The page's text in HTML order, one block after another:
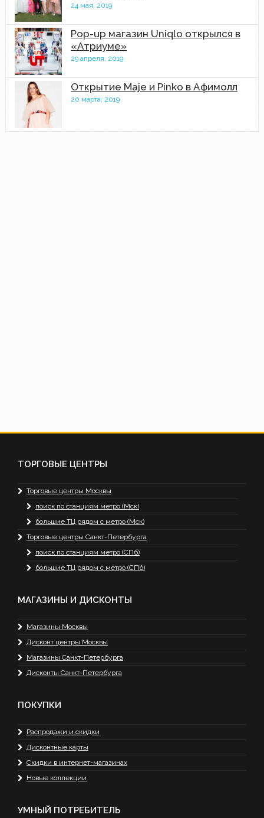
24 мая, 2019
Pop-up магазин Uniqlo открылся в
«Атриуме»
29 апреля, 2019
Открытие Maje и Pinko в Афимолл
20 марта, 2019
ТОРГОВЫЕ ЦЕНТРЫ
Торговые центры Москвы
поиск по станциям метро (Мск)
большие ТЦ рядом с метро (Мск)
Торговые центры Санкт-Петербурга
поиск по станциям метро (СПб)
большие ТЦ рядом с метро (СПб)
МАГАЗИНЫ И ДИСКОНТЫ
Магазины Москвы
Дисконт центры Москвы
Магазины Санкт-Петербурга
Дисконты Санкт-Петербурга
ПОКУПКИ
Распродажи и скидки
Дисконтные карты
Скидки в интернет-магазинах
Новые коллекции
УМНЫЙ ПОТРЕБИТЕЛЬ